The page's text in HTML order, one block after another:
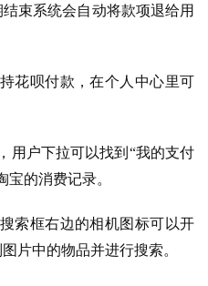
束系统会自动将款项退给用
呗付款，在个人中心里可
户下拉可以找到“我的支付
的消费记录。
框右边的相机图标可以开
片中的物品并进行搜索。